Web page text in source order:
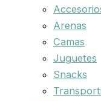
Arenas
Camas
Juguetes
Snacks